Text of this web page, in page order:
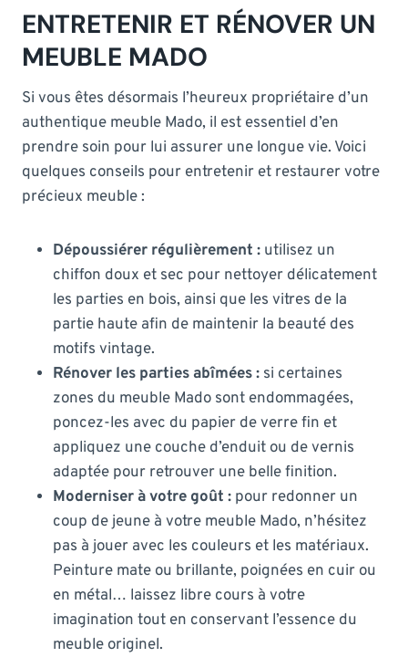
ENTRETENIR ET RÉNOVER UN
MEUBLE MADO
Si vous êtes désormais l’heureux propriétaire d’un
authentique meuble Mado, il est essentiel d’en
prendre soin pour lui assurer une longue vie. Voici
quelques conseils pour entretenir et restaurer votre
précieux meuble :
Dépoussiérer régulièrement : utilisez un
chiffon doux et sec pour nettoyer délicatement
les parties en bois, ainsi que les vitres de la
partie haute afin de maintenir la beauté des
motifs vintage.
Rénover les parties abîmées : si certaines
zones du meuble Mado sont endommagées,
poncez-les avec du papier de verre fin et
appliquez une couche d’enduit ou de vernis
adaptée pour retrouver une belle finition.
Moderniser à votre goût : pour redonner un
coup de jeune à votre meuble Mado, n’hésitez
pas à jouer avec les couleurs et les matériaux.
Peinture mate ou brillante, poignées en cuir ou
en métal… laissez libre cours à votre
imagination tout en conservant l’essence du
meuble originel.